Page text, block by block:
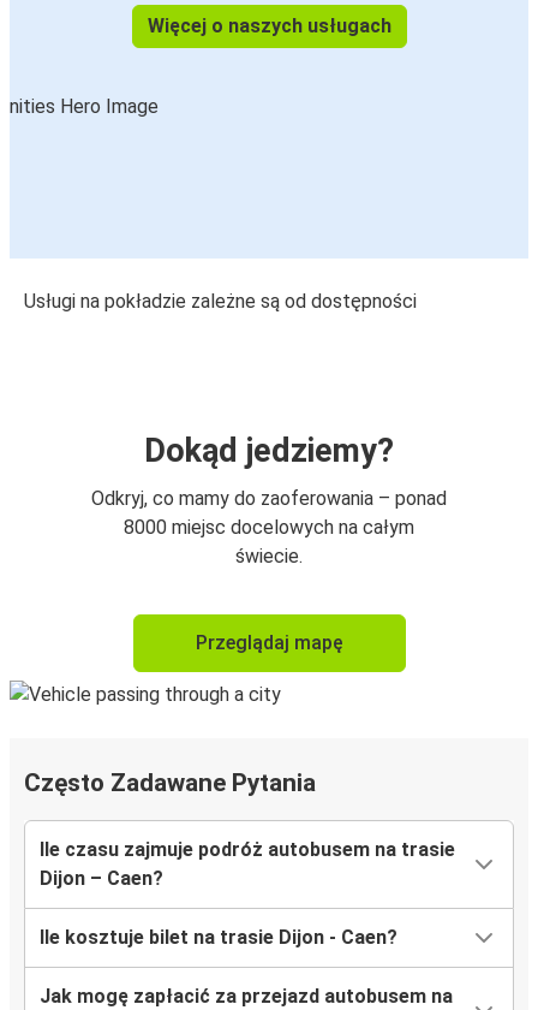
Więcej o naszych usługach
Usługi na pokładzie zależne są od dostępności
Dokąd jedziemy?
Odkryj, co mamy do zaoferowania – ponad
8000 miejsc docelowych na całym
świecie.
Przeglądaj mapę
Często Zadawane Pytania
Ile czasu zajmuje podróż autobusem na trasie
Dijon – Caen?
Ile kosztuje bilet na trasie Dijon - Caen?
Jak mogę zapłacić za przejazd autobusem na